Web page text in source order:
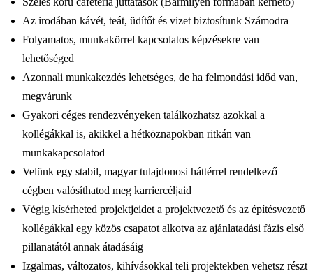
Az irodában kávét, teát, üdítőt és vizet biztosítunk Számodra
Folyamatos, munkakörrel kapcsolatos képzésekre van
lehetőséged
Azonnali munkakezdés lehetséges, de ha felmondási időd van,
megvárunk
Gyakori céges rendezvényeken találkozhatsz azokkal a
kollégákkal is, akikkel a hétköznapokban ritkán van
munkakapcsolatod
Velünk egy stabil, magyar tulajdonosi háttérrel rendelkező
cégben valósíthatod meg karriercéljaid
Végig kísérheted projektjeidet a projektvezető és az építésvezető
kollégákkal egy közös csapatot alkotva az ajánlatadási fázis első
pillanatától annak átadásáig
Izgalmas, változatos, kihívásokkal teli projektekben vehetsz részt